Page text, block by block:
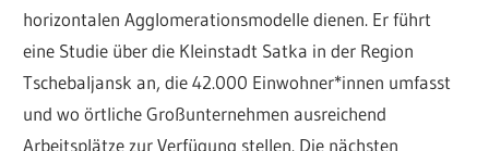
horizontalen Agglomerationsmodelle dienen. Er führt
eine Studie über die Kleinstadt Satka in der Region
Tschebaljansk an, die 42.000 Einwohner*innen umfasst
und wo örtliche Großunternehmen ausreichend
Arbeitsplätze zur Verfügung stellen. Die nächsten